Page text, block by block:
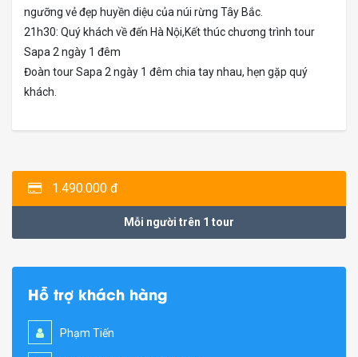
ngưỡng vẻ đẹp huyền diệu của núi rừng Tây Bắc.
21h30: Quý khách về đến Hà Nội,Kết thúc chương trình tour
Sapa 2 ngày 1 đêm
Đoàn tour Sapa 2 ngày 1 đêm chia tay nhau, hẹn gặp quý
khách.
1.490.000 đ
Mỗi người trên 1 tour
Hỗ trợ khách hàng
Phạm Tiến